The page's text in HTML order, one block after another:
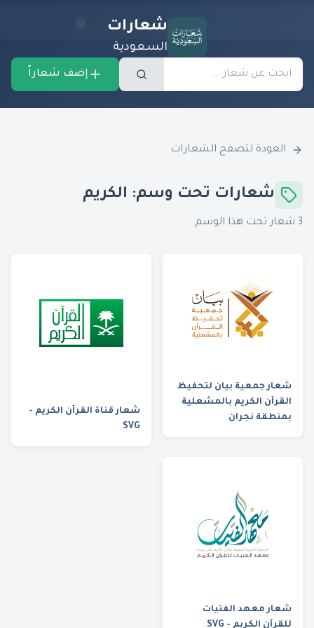
شعارات
السعودية
إضف شعاراً
العودة لتصفح الشعارات
شعارات تحت وسم: الكريم
3 شعار تحت هذا الوسم
شعار جمعية بيان لتحفيظ
القرآن الكريم بالمشعلية
بمنطقة نجران
شعار قناة القرآن الكريم -
SVG
شعار معهد الفتيات
للقرآن الكريم - SVG